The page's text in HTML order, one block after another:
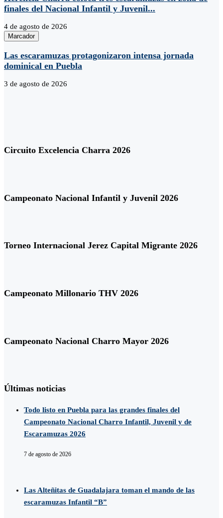
finales del Nacional Infantil y Juvenil...
4 de agosto de 2026
Marcador
Las escaramuzas protagonizaron intensa jornada
dominical en Puebla
3 de agosto de 2026
Circuito Excelencia Charra 2026
Campeonato Nacional Infantil y Juvenil 2026
Torneo Internacional Jerez Capital Migrante 2026
Campeonato Millonario THV 2026
Campeonato Nacional Charro Mayor 2026
Últimas noticias
Todo listo en Puebla para las grandes finales del
Campeonato Nacional Charro Infantil, Juvenil y de
Escaramuzas 2026
7 de agosto de 2026
Las Alteñitas de Guadalajara toman el mando de las
escaramuzas Infantil “B”